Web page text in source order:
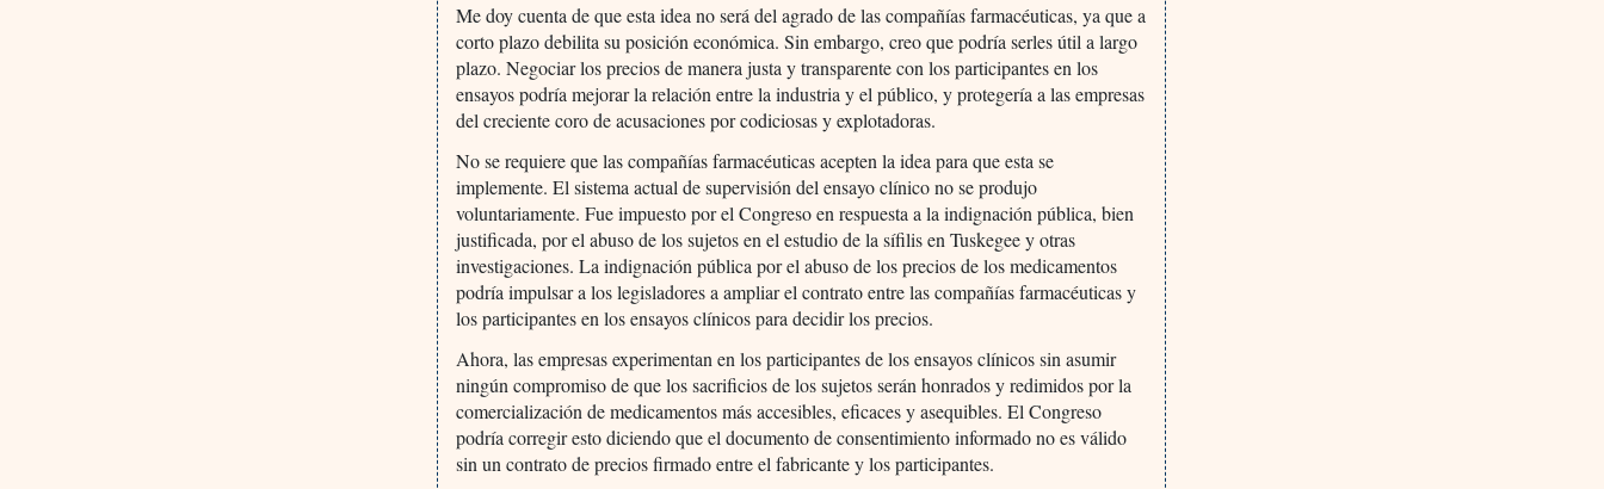
Me doy cuenta de que esta idea no será del agrado de las compañías farmacéuticas, ya que a
corto plazo debilita su posición económica. Sin embargo, creo que podría serles útil a largo
plazo. Negociar los precios de manera justa y transparente con los participantes en los
ensayos podría mejorar la relación entre la industria y el público, y protegería a las empresas
del creciente coro de acusaciones por codiciosas y explotadoras.
No se requiere que las compañías farmacéuticas acepten la idea para que esta se
implemente. El sistema actual de supervisión del ensayo clínico no se produjo
voluntariamente. Fue impuesto por el Congreso en respuesta a la indignación pública, bien
justificada, por el abuso de los sujetos en el estudio de la sífilis en Tuskegee y otras
investigaciones. La indignación pública por el abuso de los precios de los medicamentos
podría impulsar a los legisladores a ampliar el contrato entre las compañías farmacéuticas y
los participantes en los ensayos clínicos para decidir los precios.
Ahora, las empresas experimentan en los participantes de los ensayos clínicos sin asumir
ningún compromiso de que los sacrificios de los sujetos serán honrados y redimidos por la
comercialización de medicamentos más accesibles, eficaces y asequibles. El Congreso
podría corregir esto diciendo que el documento de consentimiento informado no es válido
sin un contrato de precios firmado entre el fabricante y los participantes.